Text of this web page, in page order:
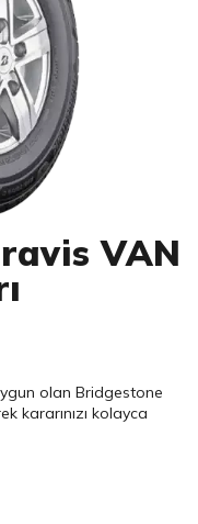
VAN
olanBridgestone
kararınızı kolayca